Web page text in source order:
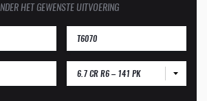
HET GEWENSTE UITVOERING
6.7 CR R6 – 141 PK